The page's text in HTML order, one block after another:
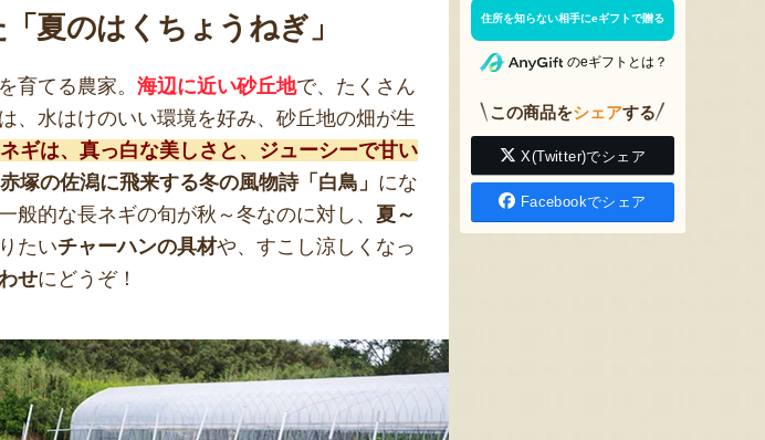
夏のはくちょうねぎ」
を育てる農家。 海辺に近い砂丘地で、たくさん
は、水はけのいい環境を好み、砂丘地の畑が生
ギは、真っ白な美しさと、ジューシーで甘い
塚の佐潟に飛来する冬の風物詩「白鳥」 にな
般的な長ネギの旬が秋～冬なのに対し、 夏～
たいチャーハンの具材や、すこし涼しくなっ
せにどうぞ！
住所を知らない相手にeギフトで贈る
のeギフトとは？
この商品をシェアする
X(Twitter)でシェア
Facebookでシェア